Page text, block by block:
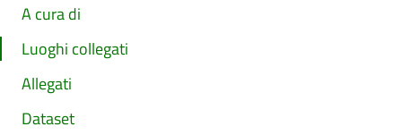
A cura di
Luoghi collegati
Allegati
Dataset